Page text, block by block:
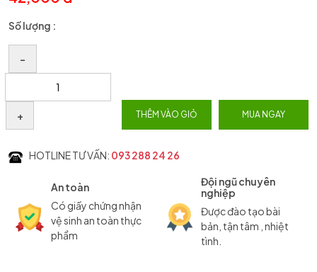
Số lượng :
–
+ THÊM VÀO GIỎ MUA NGAY
HOTLINE TƯ VẤN: 093 288 24 26
An toàn
Có giấy chứng nhận
vệ sinh an toàn thực
phẩm
Đội ngũ chuyên
nghiệp
Được đào tạo bài
bản, tận tâm , nhiệt
tình.